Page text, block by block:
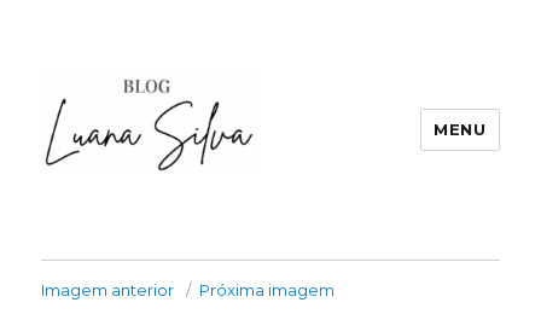
MENU
Imagem anterior Próxima imagem